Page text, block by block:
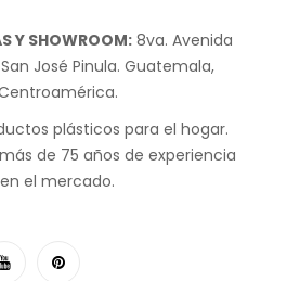
Y SHOWROOM:8va. Avenida
José Pinula. Guatemala,
plásticos para el hogar.
de 75 años de experiencia
en el mercado.